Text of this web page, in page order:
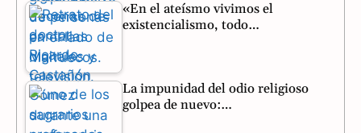
«En el ateísmo vivimos el
existencialismo, todo…
La impunidad del odio religioso
golpea de nuevo:…